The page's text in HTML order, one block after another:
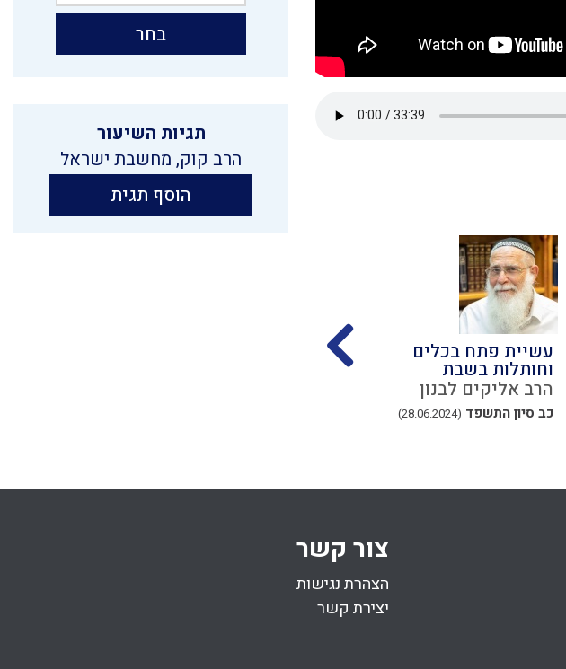
עשיית פתח בכלים
וחותלות בשבת
הרב אליקים לבנון
כב סיון התשפד (28.06.2024)
מבוא למלאכת בונה
הרב אליקים לבנון
בחר
תגיות השיעור
הרב קוק, מחשבת ישראל
הוסף תגית
צור קשר
הצהרת נגישות
יצירת קשר